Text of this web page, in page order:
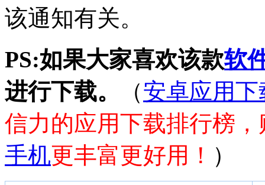
该通知有关。
PS:如果大家喜欢该款软
进行下载。
（安卓应用下
信力的应用下载排行榜
手机更丰富更好用！ ）